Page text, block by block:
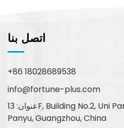
اتصل بنا
+86 18028689538
info@fortune-plus.com
عنوان: 13F, Building No.2, Uni Park, Guangmingnan Rd.,
Panyu, Guangzhou, China